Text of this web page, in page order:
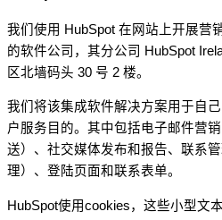
我们使用 HubSpot 在网站上开展营
的软件公司，其分公司 HubSpot
区北墙码头 30 号 2 楼。
我们将该集成软件解决方案用于自
户服务目的。其中包括电子邮件营
送）、社交媒体发布和报告、联系
理）、登陆页面和联系表单。
HubSpot使用cookies，这些小型文